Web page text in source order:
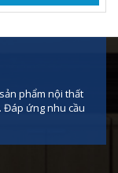
phẩm nội thất
Đáp ứng nhu cầu